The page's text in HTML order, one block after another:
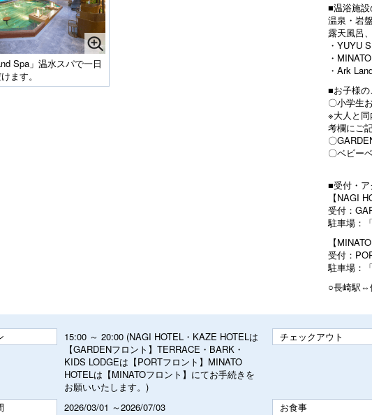
■温浴施
温泉・岩
露天風呂
・YUYU
・
・Ark
■お子様
〇小学生
※大人と
考欄にご
〇
〇ベビー
■受付・
【NAGI
受付：
駐車場：
【
受付：
駐車場：
○長崎駅⇔
Spa」温水スパで一日
ます。
15:00 ～ 20:00 (NAGI HOTEL・KAZE HOTELは
【GARDENフロント】TERRACE・BARK・
KIDS LODGEは【PORTフロント】MINATO
HOTELは【MINATOフロント】にてお手続きを
お願いいたします。)
チェックアウト
2026/03/01 ～2026/07/03 お食事